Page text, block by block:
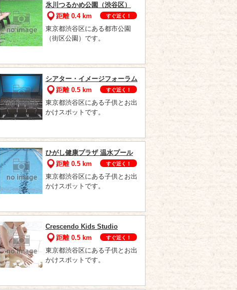
氷川つるかめ公園（渋谷区）
距離 0.4 km
すぐ近く！
東京都渋谷区にある都市公園
（街区公園）です。
シアター・イメージフォーラム
距離 0.5 km
すぐ近く！
東京都渋谷区にある子供とお出
かけスポットです。
ひがし健康プラザ 温水プール
距離 0.5 km
すぐ近く！
東京都渋谷区にある子供とお出
かけスポットです。
Crescendo Kids Studio
距離 0.5 km
すぐ近く！
東京都渋谷区にある子供とお出
かけスポットです。